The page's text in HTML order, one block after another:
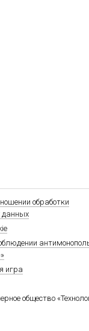
обработки
данных
игра
общество